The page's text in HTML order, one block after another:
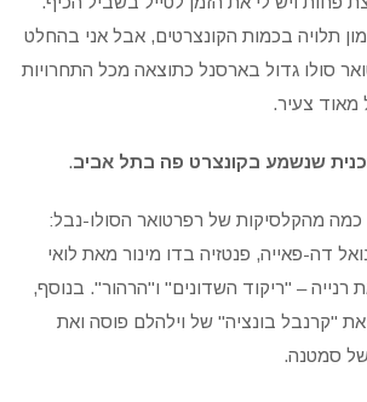
תלויה בכמות הקונצרטים, אבל אני בהחלט
סולו גדול בארסנל כתוצאה מכל התחרויות
מאוד צעיר.
שנשמע בקונצרט פה בתל אביב.
מהקלסיקות של רפרטואר הסולו-נבל:
דה-פאייה, פנטזיה בדו מינור מאת לואי
רנייה – "ריקוד השדונים" ו"הרהור". בנוסף,
את "קרנבל בונציה" של וילהלם פוסה ואת